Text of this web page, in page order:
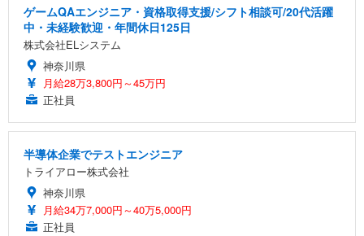
ゲームQAエンジニア・資格取得支援/シフト相談可/20代活躍
中・未経験歓迎・年間休日125日
株式会社ELシステム
神奈川県
月給28万3,800円～45万円
正社員
半導体企業でテストエンジニア
トライアロー株式会社
神奈川県
月給34万7,000円～40万5,000円
正社員